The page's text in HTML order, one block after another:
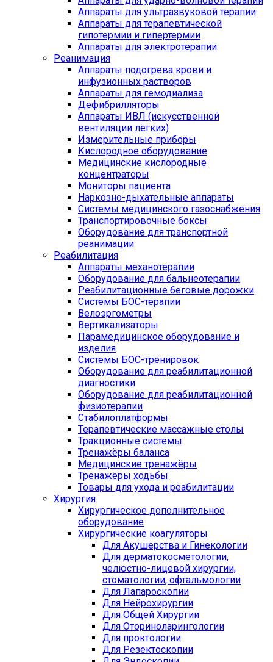
Аппараты для ультразвуковой терапии
Аппараты для терапевтической
гипотермии и гипертермии
Аппараты для электротерапии
Реанимация
Аппараты подогрева крови и
инфузионных растворов
Аппараты для гемодиализа
Дефибрилляторы
Аппараты ИВЛ (искусственной
вентиляции лёгких)
Измерительные приборы
Кислородное оборудование
Медицинские кислородные
концентраторы
Мониторы пациента
Наркозно-дыхательные аппараты
Системы медицинского газоснабжения
Транспортировочные боксы
Оборудование для транспортной
реанимации
Реабилитация
Аппараты механотерапии
Оборудование для бальнеотерапии
Реабилитационные беговые дорожки
Системы БОС-терапии
Велоэргометры
Вертикализаторы
Парамедицинское оборудование и
изделия
Системы БОС-тренировок
Оборудование для реабилитационной
диагностики
Оборудование для реабилитационной
физиотерапии
Стабилоплатформы
Терапевтические массажные столы
Тракционные системы
Тренажёры баланса
Медицинские тренажёры
Тренажёры ходьбы
Товары для ухода и реабилитации
Хирургия
Хирургическое дополнительное
оборудование
Хирургические коагуляторы
Для Акушерства и Гинекологии
Для дерматокосметологии,
челюстно-лицевой хирургии,
стоматологии, офтальмологии
Для Лапароскопии
Для Нейрохирургии
Для Общей Хирургии
Для Оториноларингологии
Для проктологии
Для Резектоскопии